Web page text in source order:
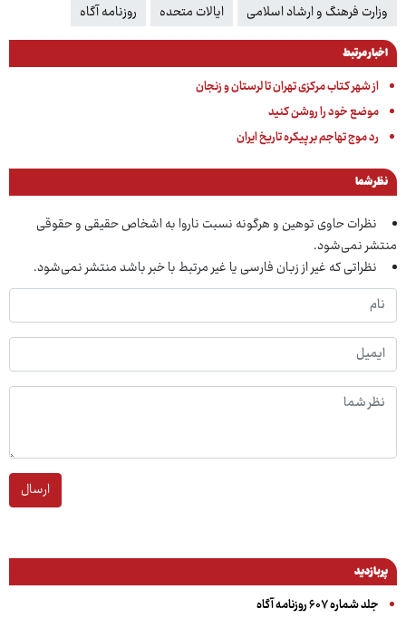
وزارت فرهنگ و ارشاد اسلامی
ایالات متحده روزنامه آگاه
اخبار مرتبط
از شهر کتاب مرکزی تهران تا لرستان و زنجان
موضع خود را روشن کنید
رد موج تهاجم بر پیکره تاریخ ایران
نظر شما
نظرات حاوی توهین و هرگونه نسبت ناروا به اشخاص حقیقی و حقوقی
منتشر نمی‌شود.
نظراتی که غیر از زبان فارسی یا غیر مرتبط با خبر باشد منتشر نمی‌شود.
ارسال
پربازدید
جلد شماره ۶۰۷ روزنامه آگاه